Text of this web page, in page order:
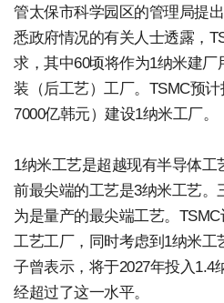
管太保市科学园区的管理局提
悉政府情况的有关人士透露，
求，其中60顷将作为1纳米建
装（后工艺）工厂。TSMC预
7000亿韩元）建设1纳米工厂。
1纳米工艺是超越现有半导体工
前最尖端的工艺是3纳米工艺。
为是量产的最尖端工艺。
工艺工厂，同时考虑到1纳米工
子曾表示，将于2027年投入1.4
经超过了这一水平。